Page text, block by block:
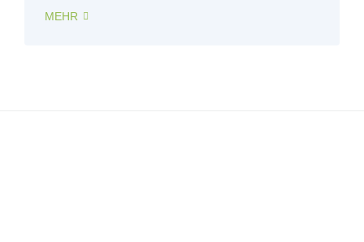
MEHR